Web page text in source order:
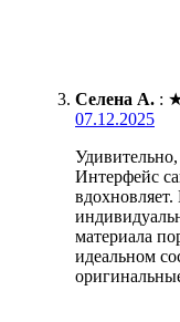
Селена А. :
07.12.2025
Удивительно,
Интерфейс
материала
идеальном